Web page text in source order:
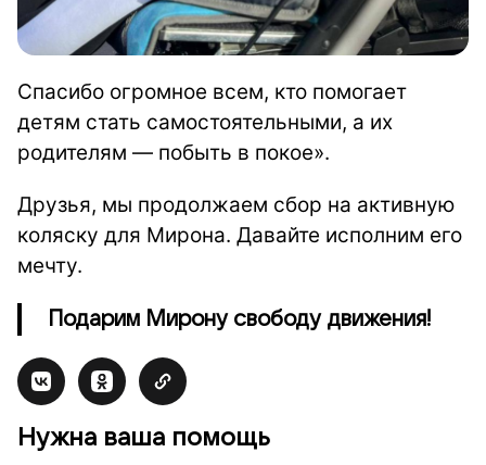
Спасибо огромное всем, кто помогает
детям стать самостоятельными, а их
родителям — побыть в покое».
Друзья, мы продолжаем сбор на активную
коляску для Мирона. Давайте исполним его
мечту.
Подарим Мирону свободу движения!
Нужна ваша помощь